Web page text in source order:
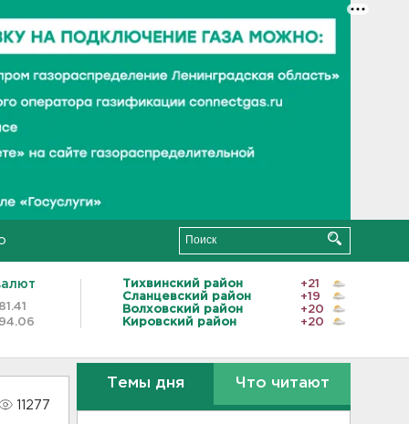
81.41
94.06
Тихвинский район
+21
Сланцевский район
+19
Волховский район
+20
Кировский район
+20
11277
Темы дня Что читают